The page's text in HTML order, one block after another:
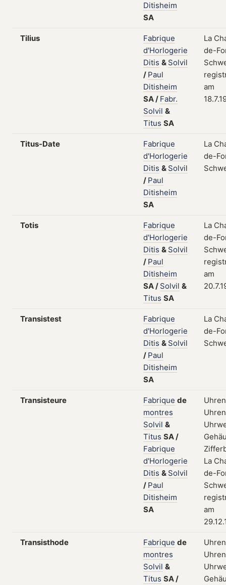
Ditisheim
SA
Tilius
Fabrique
d'Horlogerie
Ditis & Solvil
/ Paul
Ditisheim
SA/ Fabr.
Solvil &
Titus SA
La
de-
am
Titus-Date
Fabrique
d'Horlogerie
Ditis & Solvil
/ Paul
Ditisheim
SA
La
de-
Totis
Fabrique
d'Horlogerie
Ditis & Solvil
/ Paul
Ditisheim
SA/ Solvil &
Titus SA
La
de-
am
Transistest
Fabrique
d'Horlogerie
Ditis & Solvil
/ Paul
Ditisheim
SA
La
de-
Transisteure Fabrique de
montres
Solvil &
Titus SA/
Fabrique
d'Horlogerie
Ditis & Solvil
/ Paul
Ditisheim
SA
La
de-
am
Transisthode Fabrique de
montres
Solvil &
Titus SA/